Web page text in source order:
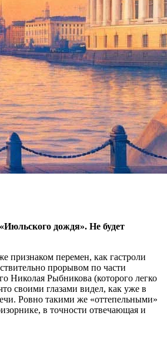
Хуциева
дождя». Не будет
признаком перемен, как гастроли
прорывом по части
Николая Рыбникова (которого легко
своими глазами видел, как уже в
Ровно такими же «оттепельными»
в точности отвечающая и